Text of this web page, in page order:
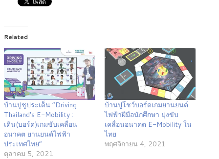
Related
บ้านปูชูประเด็น “Driving
Thailand’s E-Mobility :
เดิน(บอร์ด)เกมขับเคลื่อน
อนาคต ยานยนต์ไฟฟ้า
ประเทศไทย”
ตุลาคม 5, 2021
บ้านปูโชว์บอร์ดเกมยานยนต์
ไฟฟ้าฝีมือนักศึกษา มุ่งขับ
เคลื่อนอนาคต E-Mobility ใน
ไทย
พฤศจิกายน 4, 2021